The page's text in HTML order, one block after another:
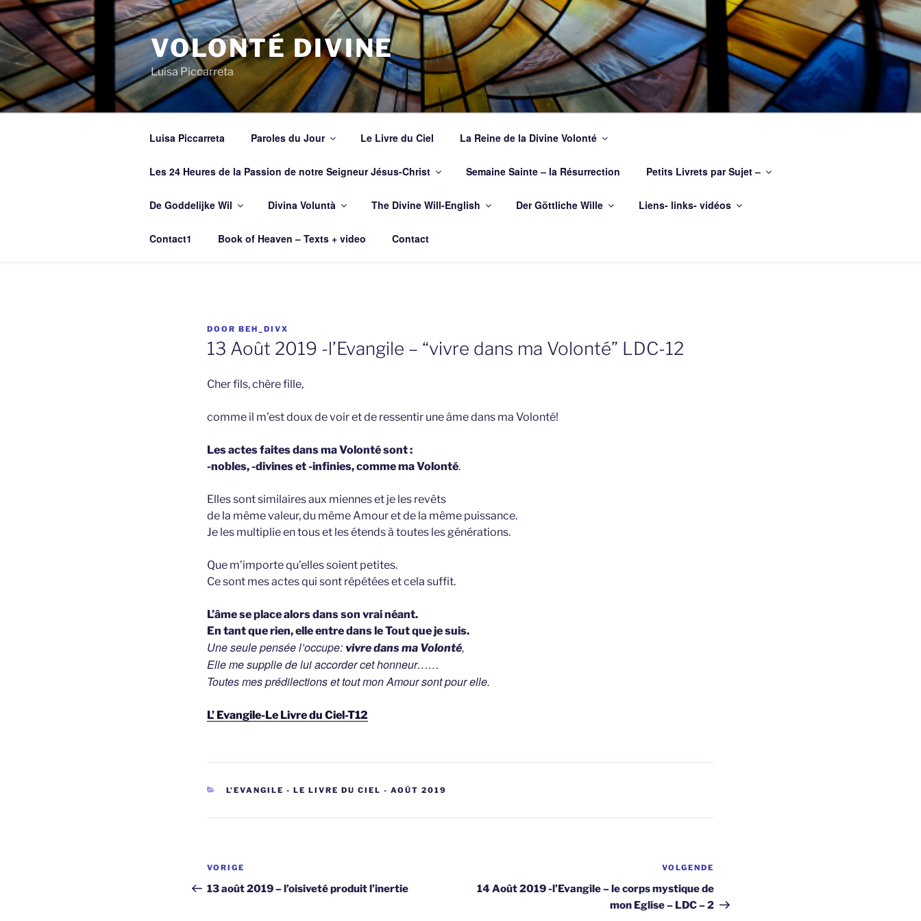
Spring
naar
de
inhoud
VOLONTÉ DIVINE
Luisa Piccarreta
Luisa Piccarreta Paroles du Jour Le Livre du Ciel La Reine de la Divine Volonté
Les 24 Heures de la Passion de notre Seigneur Jésus-Christ Semaine Sainte – la Résurrection Petits Livrets par Sujet –
De Goddelijke Wil Divina Voluntà The Divine Will-English Der Göttliche Wille Liens- links- vidéos
Contact1 Book of Heaven – Texts + video Contact
GEPLAATST
OP
DOOR BEH_DIVX
13 Août 2019 -l’Evangile – “vivre dans ma Volonté” LDC-12
Cher fils, chère fille,
comme il m’est doux de voir et de ressentir une âme dans ma Volonté!
Les actes fai­tes dans ma Volonté sont :
-nobles, -divines et -infinies, comme ma Volonté.
Elles sont similaires aux miennes et je les revêts
de la même valeur, du même Amour et de la même puissance.
Je les multiplie en tous et les étends à toutes les générations.
Que m’importe qu’elles soient petites.
Ce sont mes actes qui sont répétées et cela suffit.
L’âme se place alors dans son vrai néant.
En tant que rien, elle entre dans le Tout que je suis.
Une seule pensée l’occupe: vivre dans ma Volonté,
Elle me supplie de lui accorder cet honneur……
Toutes mes prédilections et tout mon Amour sont pour elle.
L’ Evangile-Le Livre du Ciel-T12
CATEGORIEËN
L'EVANGILE - LE LIVRE DU CIEL - AOÛT 2019
Berichtnavigatie
Vorig
bericht
VORIGE
13 août 2019 – l’oisiveté produit l’inertie
bericht
VOLGENDE
14 Août 2019 -l’Evangile – le corps mystique de
mon Eglise – LDC – 2